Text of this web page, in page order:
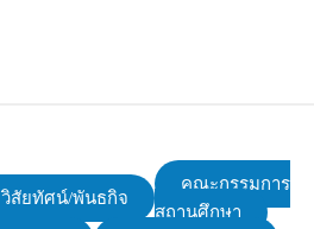
วิสัยทัศน์/พันธกิจ
คณะกรรมการ
สถานศึกษา